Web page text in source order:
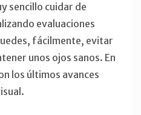
sencillo cuidar de
evaluaciones
fácilmente, evitar
unos ojos sanos. En
los últimos avances